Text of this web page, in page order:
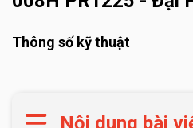
Thông số kỹ thuật
Nội dung bài